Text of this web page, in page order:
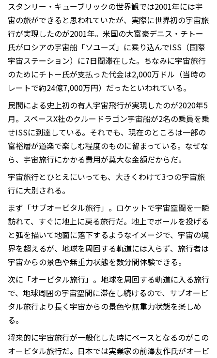
スタンリー・キューブリックの世界観では2001年には宇
宙の旅ができると思われていたが、実際に世界初の宇宙旅
行が実現したのが2001年。米国の大富豪デニス・チトー
氏がロシアの宇宙船「ソユーズ」に乗り込んでISS（国際
宇宙ステーション）に7日間滞在した。ちなみに宇宙旅行
のためにチトー氏が支払った代金は2,000万ドル（当時の
レートで約24億7,000万円）だったといわれている。
民間による史上初の有人宇宙飛行が実現したのが2020年5
月。スペースX社のクルードラゴン宇宙船が2名の乗員を乗
せISSに到達している。それでも、現在のところは一部の
富裕層が道楽で楽しむ程度のものに留まっている。なぜな
ら、宇宙旅行にかかる費用が莫大な金額だからだ。
宇宙旅行とひとえにいっても、大きくわけて3つの宇宙旅
行に大別される。
まず「サブオービタル旅行」。ロケットで宇宙空間を一瞬
訪れて、すぐに地上に戻る旅行だ。地上でボールを投げる
と弧を描いて地面に落下するようなイメージで、宇宙の境
界を超えるが、地球を周回する軌道には入らず、旅行者は
宇宙からの景色や無重力状態を数分間体験できる。
次に「オービタル旅行」。地球を周回する軌道に入る旅行
で、地球周囲の宇宙空間に滞在し続けるので、サブオービ
タル旅行より長く宇宙からの景色や無重力状態を楽しめ
る。
将来的に宇宙旅行が一般化した時にベースとなるのがこの
オービタル旅行だ。日本では実業家の前澤友作氏がオービ